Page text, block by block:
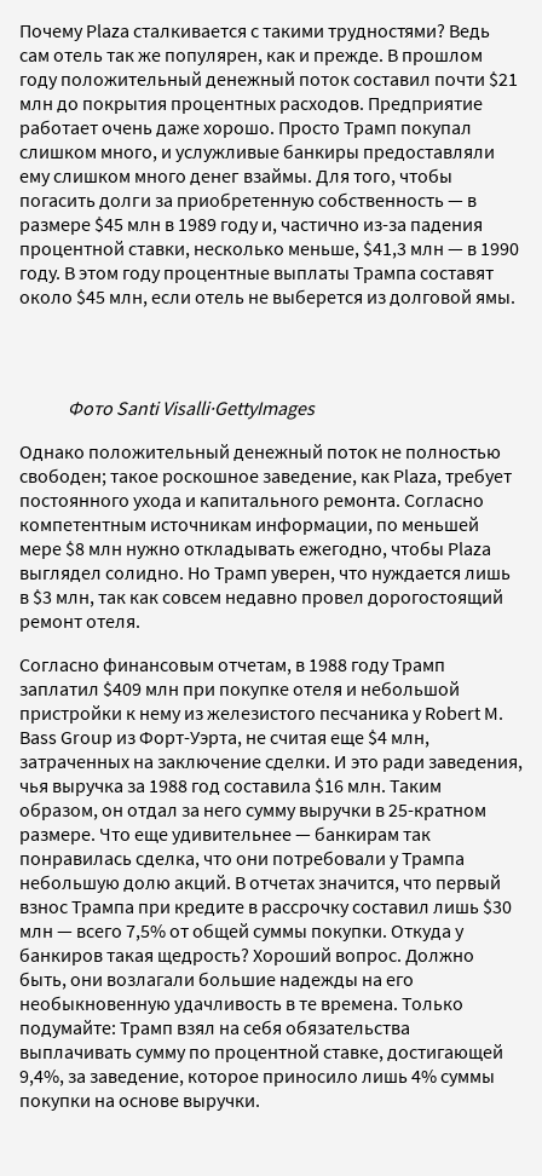
Почему Plaza сталкивается с такими трудностями? Ведь
сам отель так же популярен, как и прежде. В прошлом
году положительный денежный поток составил почти $21
млн до покрытия процентных расходов. Предприятие
работает очень даже хорошо. Просто Трамп покупал
слишком много, и услужливые банкиры предоставляли
ему слишком много денег взаймы. Для того, чтобы
погасить долги за приобретенную собственность — в
размере $45 млн в 1989 году и, частично из-за падения
процентной ставки, несколько меньше, $41,3 млн — в 1990
году. В этом году процентные выплаты Трампа составят
около $45 млн, если отель не выберется из долговой ямы.
Фото Santi Visalli·GettyImages
Однако положительный денежный поток не полностью
свободен; такое роскошное заведение, как Plaza, требует
постоянного ухода и капитального ремонта. Согласно
компетентным источникам информации, по меньшей
мере $8 млн нужно откладывать ежегодно, чтобы Plaza
выглядел солидно. Но Трамп уверен, что нуждается лишь
в $3 млн, так как совсем недавно провел дорогостоящий
ремонт отеля.
Согласно финансовым отчетам, в 1988 году Трамп
заплатил $409 млн при покупке отеля и небольшой
пристройки к нему из железистого песчаника у Robert M.
Bass Group из Форт-Уэрта, не считая еще $4 млн,
затраченных на заключение сделки. И это ради заведения,
чья выручка за 1988 год составила $16 млн. Таким
образом, он отдал за него сумму выручки в 25-кратном
размере. Что еще удивительнее — банкирам так
понравилась сделка, что они потребовали у Трампа
небольшую долю акций. В отчетах значится, что первый
взнос Трампа при кредите в рассрочку составил лишь $30
млн — всего 7,5% от общей суммы покупки. Откуда у
банкиров такая щедрость? Хороший вопрос. Должно
быть, они возлагали большие надежды на его
необыкновенную удачливость в те времена. Только
подумайте: Трамп взял на себя обязательства
выплачивать сумму по процентной ставке, достигающей
9,4%, за заведение, которое приносило лишь 4% суммы
покупки на основе выручки.